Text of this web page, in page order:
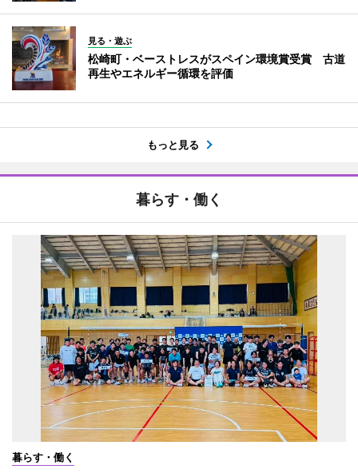
見る・遊ぶ
松崎町・ベーストレスがスペイン環境賞受賞 古道
再生やエネルギー循環を評価
もっと見る
暮らす・働く
暮らす・働く